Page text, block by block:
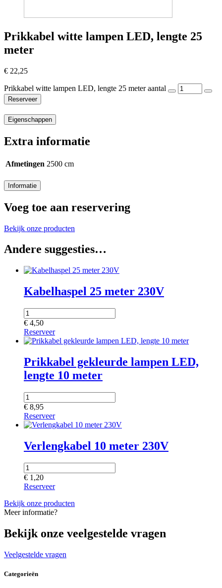
Prikkabel witte lampen LED, lengte 25
meter
€ 22,25
Prikkabel witte lampen LED, lengte 25 meter aantal
Reserveer
Eigenschappen
Extra informatie
Afmetingen 2500 cm
Informatie
Voeg toe aan reservering
Bekijk onze producten
Andere suggesties…
Kabelhaspel 25 meter 230V
€ 4,50
Reserveer
Prikkabel gekleurde lampen LED,
lengte 10 meter
€ 8,95
Reserveer
Verlengkabel 10 meter 230V
€ 1,20
Reserveer
Bekijk onze producten
Meer informatie?
Bekijk onze veelgestelde vragen
Veelgestelde vragen
Categorieën